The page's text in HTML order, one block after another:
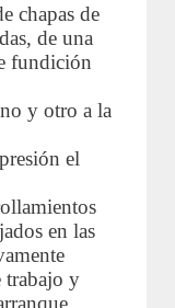
chapas de
de una
fundición
y otro a la
el
en las
trabajo y